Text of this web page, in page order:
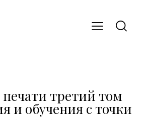
третий том
и обучения с точки